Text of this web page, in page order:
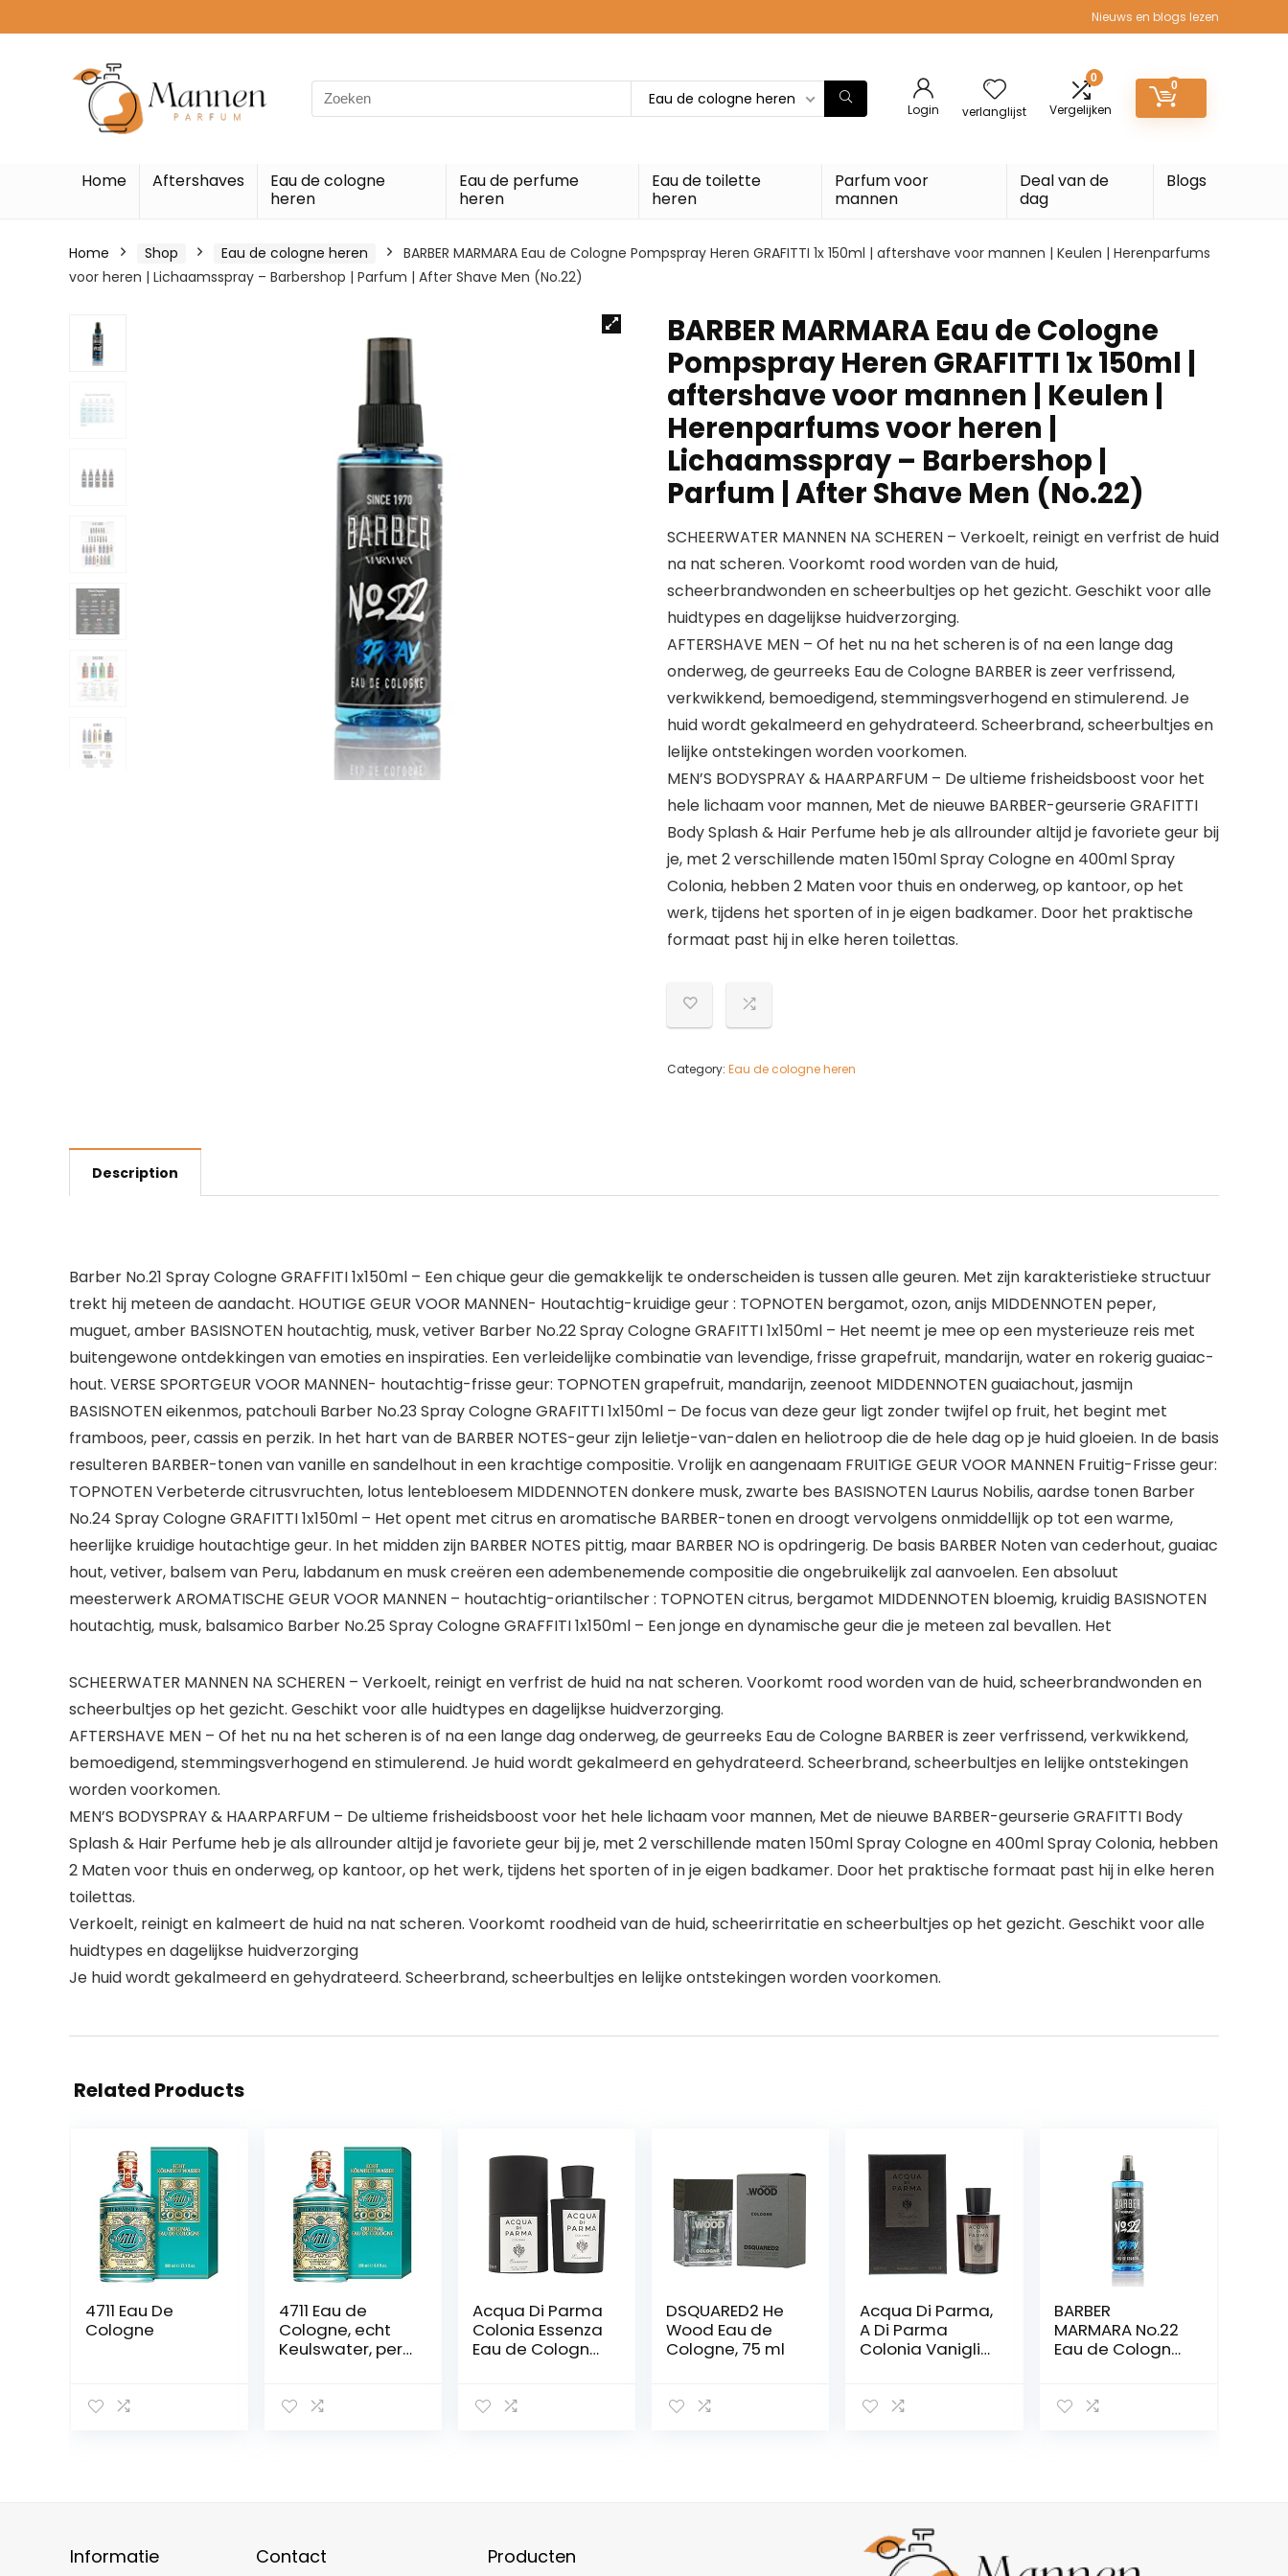
Nieuws en blogs lezen
Search
for:
Eau de cologne heren
Login verlanglijst
0
Vergelijken
0
Home Aftershaves
Eau de cologne
heren
Eau de perfume
heren
Eau de toilette
heren
Parfum voor
mannen
Deal van de
dag
Blogs
Home Shop Eau de cologne heren
BARBER MARMARA Eau de Cologne Pompspray Heren GRAFITTI 1x 150ml | aftershave voor mannen | Keulen | Herenparfums
voor heren | Lichaamsspray – Barbershop | Parfum | After Shave Men (No.22)
BARBER MARMARA Eau de Cologne
Pompspray Heren GRAFITTI 1x 150ml |
aftershave voor mannen | Keulen |
Herenparfums voor heren |
Lichaamsspray – Barbershop |
Parfum | After Shave Men (No.22)
SCHEERWATER MANNEN NA SCHEREN – Verkoelt, reinigt en verfrist de huid
na nat scheren. Voorkomt rood worden van de huid,
scheerbrandwonden en scheerbultjes op het gezicht. Geschikt voor alle
huidtypes en dagelijkse huidverzorging.
AFTERSHAVE MEN – Of het nu na het scheren is of na een lange dag
onderweg, de geurreeks Eau de Cologne BARBER is zeer verfrissend,
verkwikkend, bemoedigend, stemmingsverhogend en stimulerend. Je
huid wordt gekalmeerd en gehydrateerd. Scheerbrand, scheerbultjes en
lelijke ontstekingen worden voorkomen.
MEN’S BODYSPRAY & HAARPARFUM – De ultieme frisheidsboost voor het
hele lichaam voor mannen, Met de nieuwe BARBER-geurserie GRAFITTI
Body Splash & Hair Perfume heb je als allrounder altijd je favoriete geur bij
je, met 2 verschillende maten 150ml Spray Cologne en 400ml Spray
Colonia, hebben 2 Maten voor thuis en onderweg, op kantoor, op het
werk, tijdens het sporten of in je eigen badkamer. Door het praktische
formaat past hij in elke heren toilettas.
Category: Eau de cologne heren
Description
Barber No.21 Spray Cologne GRAFFITI 1x150ml – Een chique geur die gemakkelijk te onderscheiden is tussen alle geuren. Met zijn karakteristieke structuur
trekt hij meteen de aandacht. HOUTIGE GEUR VOOR MANNEN- Houtachtig-kruidige geur : TOPNOTEN bergamot, ozon, anijs MIDDENNOTEN peper,
muguet, amber BASISNOTEN houtachtig, musk, vetiver Barber No.22 Spray Cologne GRAFITTI 1x150ml – Het neemt je mee op een mysterieuze reis met
buitengewone ontdekkingen van emoties en inspiraties. Een verleidelijke combinatie van levendige, frisse grapefruit, mandarijn, water en rokerig guaiac-
hout. VERSE SPORTGEUR VOOR MANNEN- houtachtig-frisse geur: TOPNOTEN grapefruit, mandarijn, zeenoot MIDDENNOTEN guaiachout, jasmijn
BASISNOTEN eikenmos, patchouli Barber No.23 Spray Cologne GRAFITTI 1x150ml – De focus van deze geur ligt zonder twijfel op fruit, het begint met
framboos, peer, cassis en perzik. In het hart van de BARBER NOTES-geur zijn lelietje-van-dalen en heliotroop die de hele dag op je huid gloeien. In de basis
resulteren BARBER-tonen van vanille en sandelhout in een krachtige compositie. Vrolijk en aangenaam FRUITIGE GEUR VOOR MANNEN Fruitig-Frisse geur:
TOPNOTEN Verbeterde citrusvruchten, lotus lentebloesem MIDDENNOTEN donkere musk, zwarte bes BASISNOTEN Laurus Nobilis, aardse tonen Barber
No.24 Spray Cologne GRAFITTI 1x150ml – Het opent met citrus en aromatische BARBER-tonen en droogt vervolgens onmiddellijk op tot een warme,
heerlijke kruidige houtachtige geur. In het midden zijn BARBER NOTES pittig, maar BARBER NO is opdringerig. De basis BARBER Noten van cederhout, guaiac
hout, vetiver, balsem van Peru, labdanum en musk creëren een adembenemende compositie die ongebruikelijk zal aanvoelen. Een absoluut
meesterwerk AROMATISCHE GEUR VOOR MANNEN – houtachtig-oriantilscher : TOPNOTEN citrus, bergamot MIDDENNOTEN bloemig, kruidig ​​BASISNOTEN
houtachtig, musk, balsamico Barber No.25 Spray Cologne GRAFFITI 1x150ml – Een jonge en dynamische geur die je meteen zal bevallen. Het
SCHEERWATER MANNEN NA SCHEREN – Verkoelt, reinigt en verfrist de huid na nat scheren. Voorkomt rood worden van de huid, scheerbrandwonden en
scheerbultjes op het gezicht. Geschikt voor alle huidtypes en dagelijkse huidverzorging.
AFTERSHAVE MEN – Of het nu na het scheren is of na een lange dag onderweg, de geurreeks Eau de Cologne BARBER is zeer verfrissend, verkwikkend,
bemoedigend, stemmingsverhogend en stimulerend. Je huid wordt gekalmeerd en gehydrateerd. Scheerbrand, scheerbultjes en lelijke ontstekingen
worden voorkomen.
MEN’S BODYSPRAY & HAARPARFUM – De ultieme frisheidsboost voor het hele lichaam voor mannen, Met de nieuwe BARBER-geurserie GRAFITTI Body
Splash & Hair Perfume heb je als allrounder altijd je favoriete geur bij je, met 2 verschillende maten 150ml Spray Cologne en 400ml Spray Colonia, hebben
2 Maten voor thuis en onderweg, op kantoor, op het werk, tijdens het sporten of in je eigen badkamer. Door het praktische formaat past hij in elke heren
toilettas.
Verkoelt, reinigt en kalmeert de huid na nat scheren. Voorkomt roodheid van de huid, scheerirritatie en scheerbultjes op het gezicht. Geschikt voor alle
huidtypes en dagelijkse huidverzorging
Je huid wordt gekalmeerd en gehydrateerd. Scheerbrand, scheerbultjes en lelijke ontstekingen worden voorkomen.
Related Products
4711 Eau De
Cologne
4711 Eau de
Cologne, echt
Keulswater, per
Acqua Di Parma
Colonia Essenza
Eau de Cologne
DSQUARED2 He
Wood Eau de
Cologne, 75 ml
Acqua Di Parma,
A Di Parma
Colonia Vaniglia
Veelkleurig, 100,
BARBER
MARMARA No.22
Eau de Cologne
400ml |
Informatie Contact Producten